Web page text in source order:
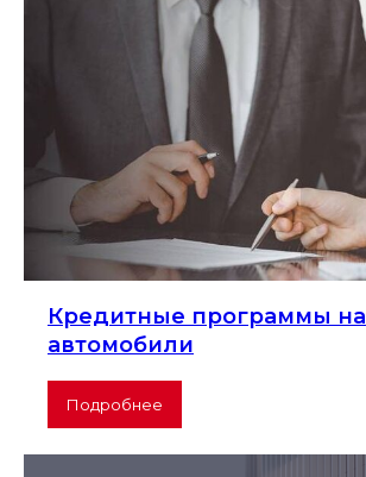
Кредитные программы на
автомобили
Подробнее